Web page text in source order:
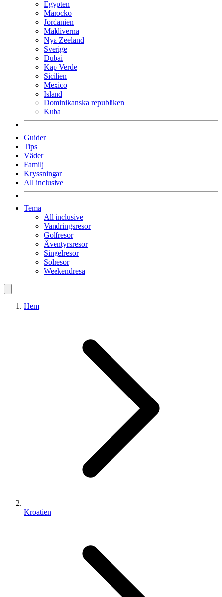
Egypten
Marocko
Jordanien
Maldiverna
Nya Zeeland
Sverige
Dubai
Kap Verde
Sicilien
Mexico
Island
Dominikanska republiken
Kuba
Guider
Tips
Väder
Familj
Kryssningar
All inclusive
Tema
All inclusive
Vandringsresor
Golfresor
Äventyrsresor
Singelresor
Solresor
Weekendresa
Hem
Kroatien